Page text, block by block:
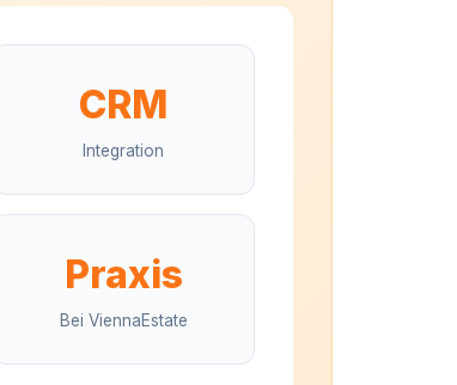
CRM
Integration
Praxis
Bei ViennaEstate